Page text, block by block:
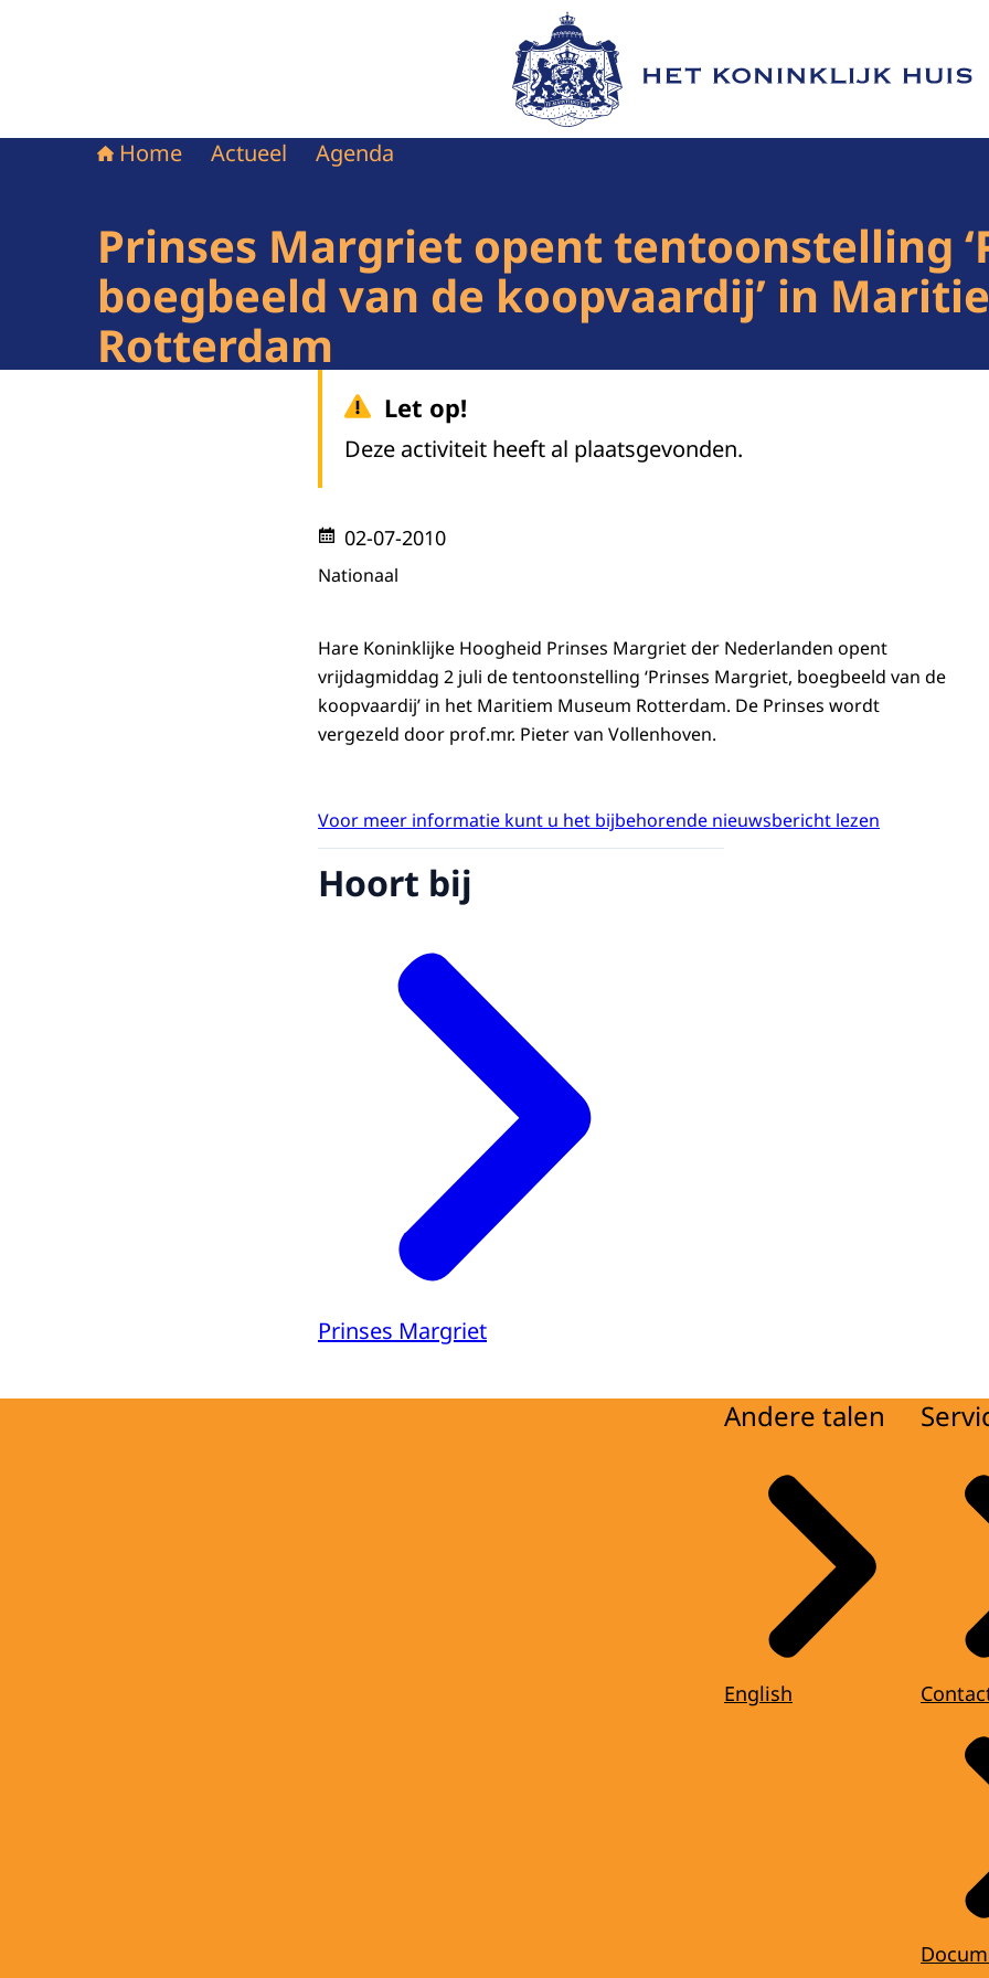
Naar de homepage van Het Koninklijk Huis
Home Actueel Agenda
Prinses Margriet opent tentoonstelling
boegbeeld van de koopvaardij’ in
Rotterdam
Let op!
Deze activiteit heeft al plaatsgevonden.
02-07-2010
Nationaal
Hare Koninklijke Hoogheid Prinses Margriet der Nederlanden opent
vrijdagmiddag 2 juli de tentoonstelling ‘Prinses Margriet, boegbeeld van de
koopvaardij’ in het Maritiem Museum Rotterdam. De Prinses wordt
vergezeld door prof.mr. Pieter van Vollenhoven.
Voor meer informatie kunt u het bijbehorende nieuwsbericht lezen
Hoort bij
Prinses Margriet
Andere talen
English